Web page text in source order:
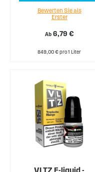
Ab 6,79 €
Bewerten Sie als
Erster
849,00 € pro 1 Liter